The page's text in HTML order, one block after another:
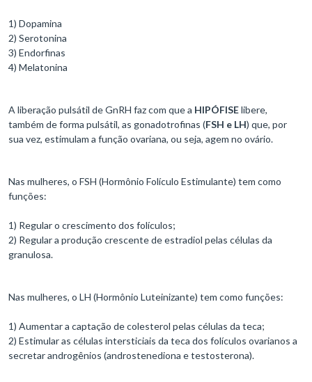
1) Dopamina
2) Serotonina
3) Endorfinas
4) Melatonina
A liberação pulsátil de GnRH faz com que a HIPÓFISElibere,
também de forma pulsátil, as gonadotrofinas (FSH e LH) que, por
sua vez, estimulam a função ovariana, ou seja, agem no ovário.
Nas mulheres, o FSH (Hormônio Folículo Estimulante) tem como
funções:
1) Regular o crescimento dos folículos;
2) Regular a produção crescente de estradiol pelas células da
granulosa.
Nas mulheres, o LH (Hormônio Luteinizante) tem como funções:
1) Aumentar a captação de colesterol pelas células da teca;
2) Estimular as células intersticiais da teca dos folículos ovarianos a
secretar androgênios (androstenediona e testosterona).